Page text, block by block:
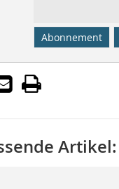
Abonnement
Artikel: